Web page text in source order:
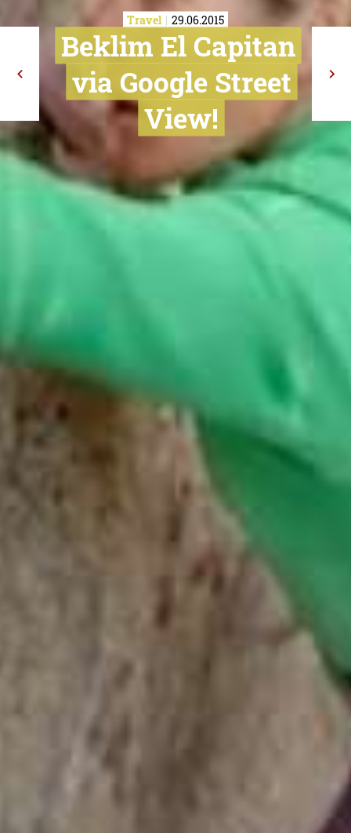
Travel 29.06.2015
Beklim El
via Google